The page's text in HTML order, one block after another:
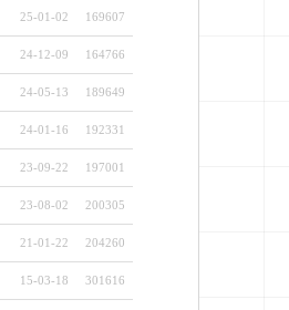
25-01-02 169607
24-12-09 164766
24-05-13 189649
24-01-16 192331
23-09-22 197001
23-08-02 200305
21-01-22 204260
15-03-18 301616